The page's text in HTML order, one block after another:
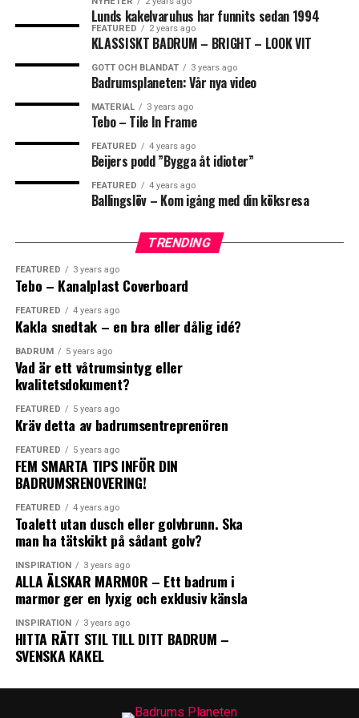
FISKBEN KAKEL
https://www.tebo.se/
Leave your vote
0
Points
What's Your Reaction?
0
ANGRY CRY
0
LOL
0
LOVE
Samtliga Sunny uteduschar med kulled i duschhuvudet
för att enkelt kunna vinklas efter önskemål.
Konstruktionen för denna utomhusdusch är enkel, dock
genial: Det svarta plaströret fylls med kallvatten från
trädgårdsslangen som i sin tur värms upp av solen. Vid
duschning tas vatten både från trädgårdsslangen samt
Med den integrerade blandaren får du det exakt som du
vill ha det.
På Sunny 35 Split, Sunny 30 Exclusive och Sunny 40
samt Sunny 40-1 finns även en smidig
vattenutkastare/fotdusch (som tar kallvatten direkt
från trädgårdsslangen).
https://www.demerx.se/
Leave your vote
Points
Lunds kakelvaruhus har funnits sedan 1994
FEATURED 2 years ago
KLASSISKT BADRUM – BRIGHT – LOOK VIT
GOTT OCH BLANDAT 3 years ago
Badrumsplaneten: Vår nya video
MATERIAL 3 years ago
Tebo – Tile In Frame
FEATURED 4 years ago
Beijers podd ”Bygga åt idioter”
FEATURED 4 years ago
Ballingslöv – Kom igång med din köksresa
TRENDING
FEATURED 3 years ago
Tebo – Kanalplast Coverboard
FEATURED 4 years ago
Kakla snedtak – en bra eller dålig idé?
BADRUM 5 years ago
Vad är ett våtrumsintyg eller
kvalitetsdokument?
FEATURED 5 years ago
Kräv detta av badrumsentreprenören
FEATURED 5 years ago
FEM SMARTA TIPS INFÖR DIN
BADRUMSRENOVERING!
FEATURED 4 years ago
Toalett utan dusch eller golvbrunn. Ska
man ha tätskikt på sådant golv?
INSPIRATION 3 years ago
ALLA ÄLSKAR MARMOR – Ett badrum i
marmor ger en lyxig och exklusiv känsla
INSPIRATION 3 years ago
HITTA RÄTT STIL TILL DITT BADRUM –
SVENSKA KAKEL